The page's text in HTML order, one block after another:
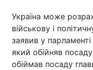
Україна може
військову і
заявив у
який обійняв
обіймав посаду